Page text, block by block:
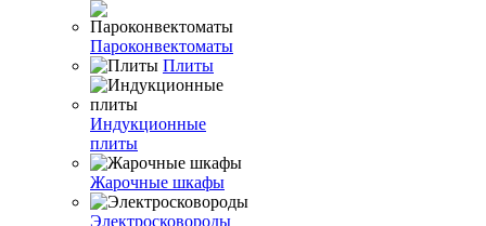
Пароконвектоматы
Плиты
Индукционные
плиты
Жарочные шкафы
Электросковороды